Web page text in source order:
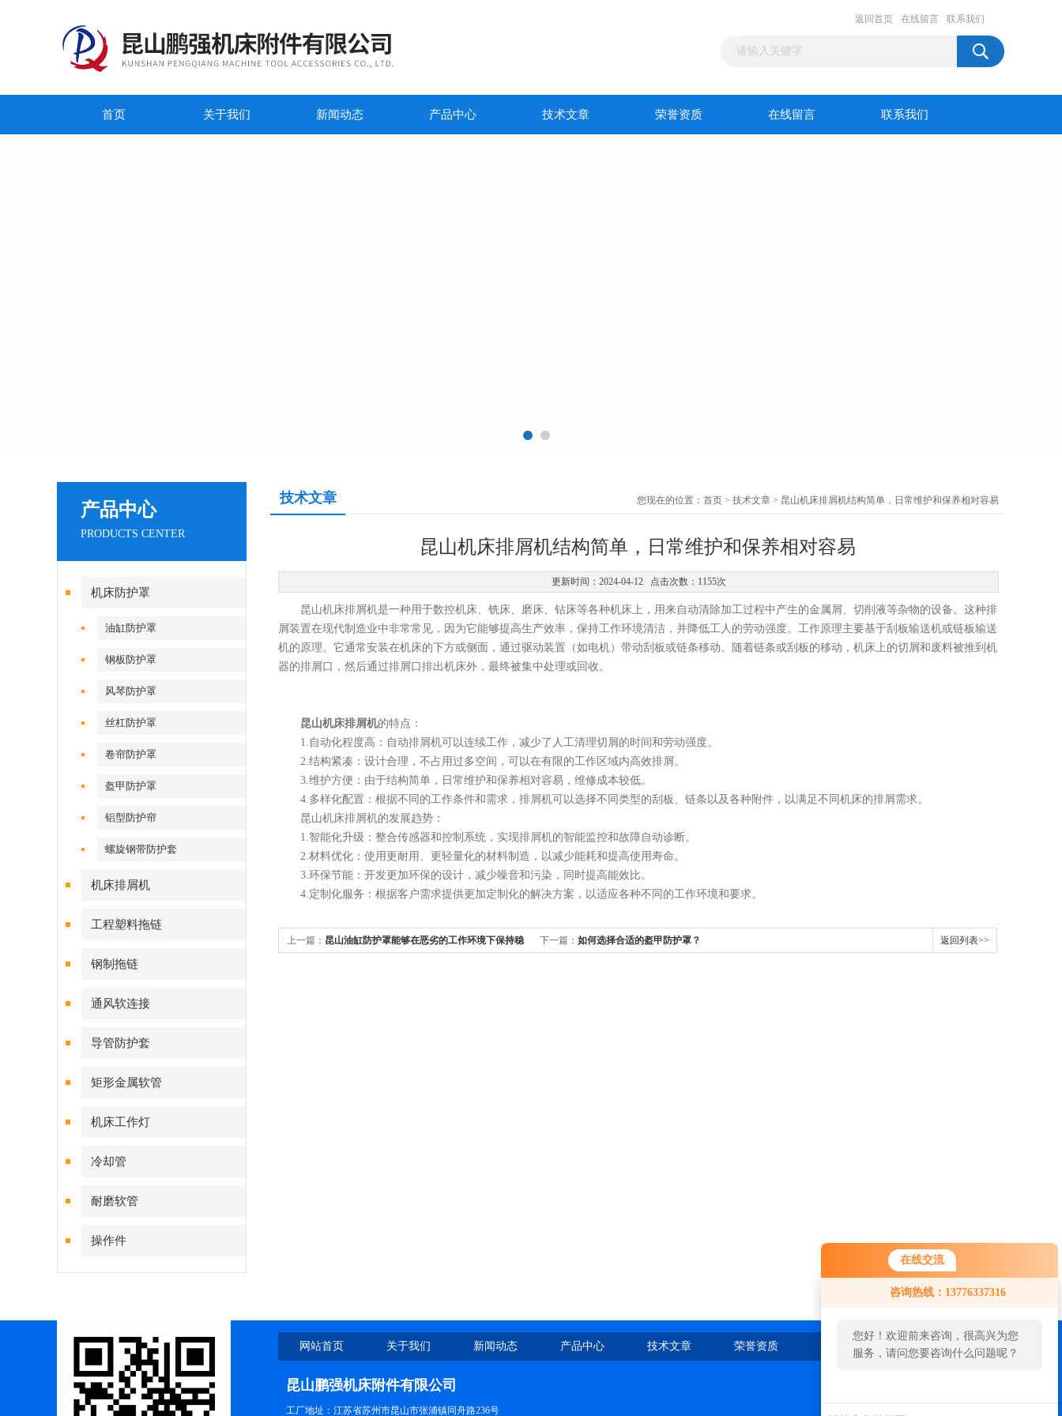
在线交流
咨询热线：13776337316
您好！欢迎前来咨询，很高兴为您
服务，请问您要咨询什么问题呢？
返回首页 在线留言 联系我们
首页 关于我们 新闻动态 产品中心 技术文章 荣誉资质 在线留言 联系我们
产品中心
PRODUCTS CENTER
机床防护罩
油缸防护罩
钢板防护罩
风琴防护罩
丝杠防护罩
卷帘防护罩
盔甲防护罩
铝型防护帘
螺旋钢带防护套
机床排屑机
工程塑料拖链
钢制拖链
通风软连接
导管防护套
矩形金属软管
机床工作灯
冷却管
耐磨软管
操作件
技术文章 您现在的位置： 首页 > 技术文章 > 昆山机床排屑机结构简单，日常维护和保养相对容易
昆山机床排屑机结构简单，日常维护和保养相对容易
更新时间：2024-04-12 点击次数：1155次
昆山机床排屑机是一种用于数控机床、铣床、磨床、钻床等各种机床上，用来自动清除加工过程中产生的金属屑、切削液等杂物的设备。这种排
屑装置在现代制造业中非常常见，因为它能够提高生产效率，保持工作环境清洁，并降低工人的劳动强度。工作原理主要基于刮板输送机或链板输送
机的原理。它通常安装在机床的下方或侧面，通过驱动装置（如电机）带动刮板或链条移动。随着链条或刮板的移动，机床上的切屑和废料被推到机
器的排屑口，然后通过排屑口排出机床外，最终被集中处理或回收。
昆山机床排屑机的特点：
1.自动化程度高：自动排屑机可以连续工作，减少了人工清理切屑的时间和劳动强度。
2.结构紧凑：设计合理，不占用过多空间，可以在有限的工作区域内高效排屑。
3.维护方便：由于结构简单，日常维护和保养相对容易，维修成本较低。
4.多样化配置：根据不同的工作条件和需求，排屑机可以选择不同类型的刮板、链条以及各种附件，以满足不同机床的排屑需求。
昆山机床排屑机的发展趋势：
1.智能化升级：整合传感器和控制系统，实现排屑机的智能监控和故障自动诊断。
2.材料优化：使用更耐用、更轻量化的材料制造，以减少能耗和提高使用寿命。
3.环保节能：开发更加环保的设计，减少噪音和污染，同时提高能效比。
4.定制化服务：根据客户需求提供更加定制化的解决方案，以适应各种不同的工作环境和要求。
上一篇： 昆山油缸防护罩能够在恶劣的工作环境下保持稳 下一篇： 如何选择合适的盔甲防护罩？ 返回列表>>
网站首页 关于我们 新闻动态 产品中心 技术文章 荣誉资质 在线留言 联系我们
昆山鹏强机床附件有限公司
工厂地址：江苏省苏州市昆山市张浦镇同舟路236号